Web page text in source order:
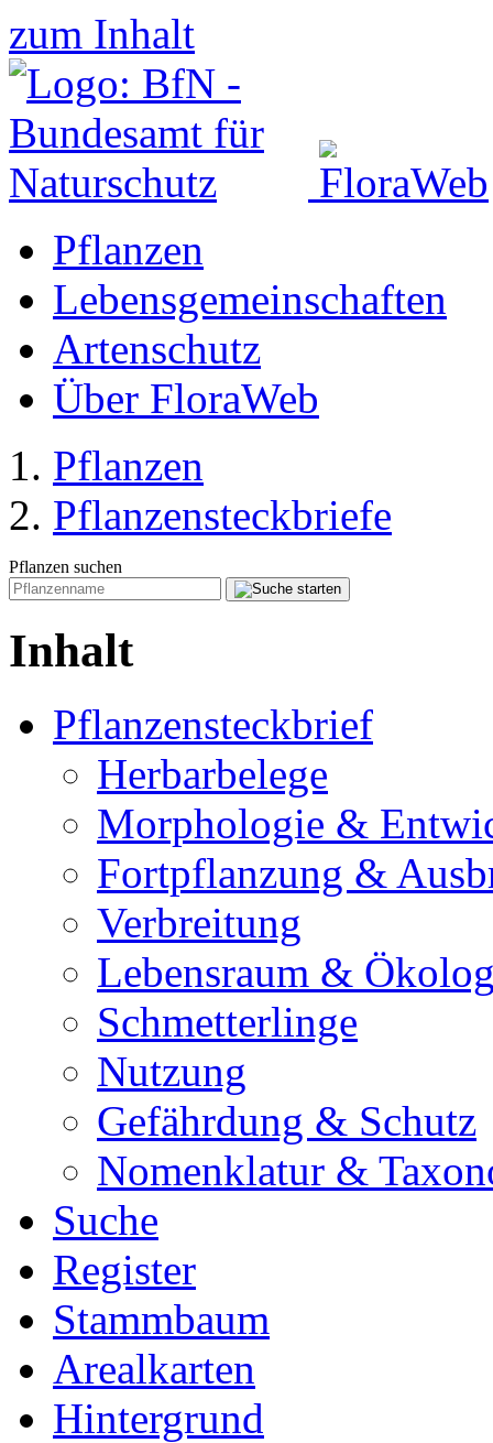
zum Inhalt
Pflanzen
Lebensgemeinschaften
Artenschutz
Über FloraWeb
Pflanzen
Pflanzensteckbriefe
Pflanzen suchen
Inhalt
Pflanzensteckbrief
Herbarbelege
Morphologie &
Fortpflanzung &
Verbreitung
Lebensraum &
Schmetterlinge
Nutzung
Gefährdung & Schutz
Nomenklatur &
Suche
Register
Stammbaum
Arealkarten
Hintergrund